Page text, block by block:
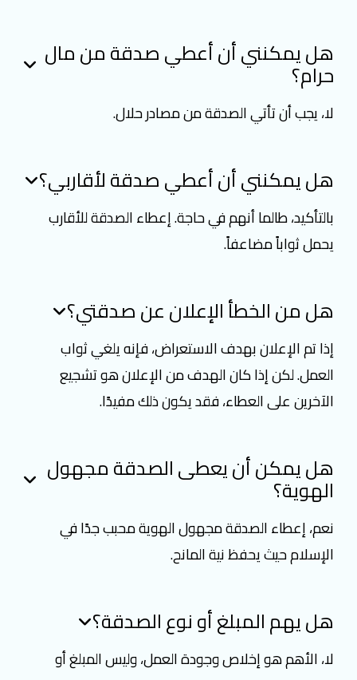
هل يمكنني أن أعطي صدقة من مال
حرام؟
لا، يجب أن تأتي الصدقة من مصادر حلال.
هل يمكنني أن أعطي صدقة لأقاربي؟
بالتأكيد، طالما أنهم في حاجة. إعطاء الصدقة للأقارب
يحمل ثواباً مضاعفاً.
هل من الخطأ الإعلان عن صدقتي؟
إذا تم الإعلان بهدف الاستعراض، فإنه يلغي ثواب
العمل. لكن إذا كان الهدف من الإعلان هو تشجيع
الآخرين على العطاء، فقد يكون ذلك مفيدًا.
هل يمكن أن يعطى الصدقة مجهول
الهوية؟
نعم، إعطاء الصدقة مجهول الهوية محبب جدًا في
الإسلام حيث يحفظ نية المانح.
هل يهم المبلغ أو نوع الصدقة؟
لا، الأهم هو إخلاص وجودة العمل، وليس المبلغ أو